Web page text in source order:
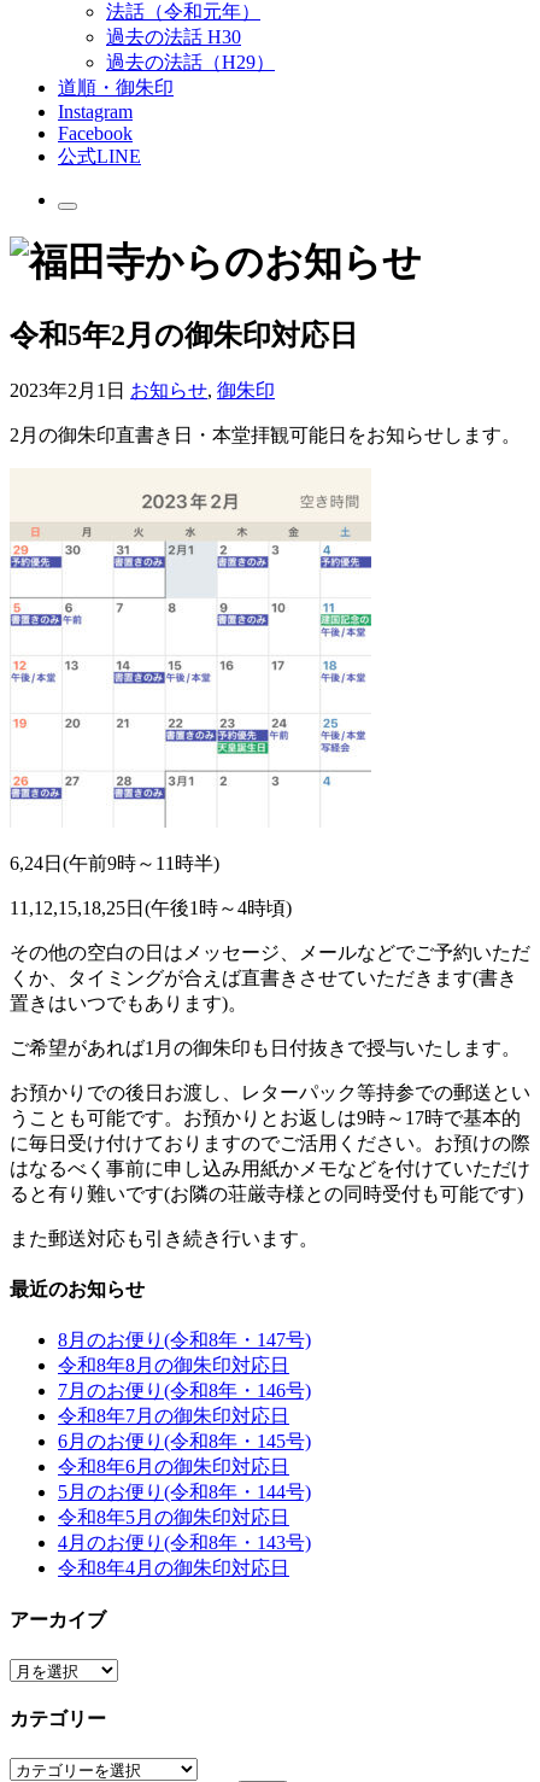
法話（令和元年）
過去の法話 H30
過去の法話（H29）
道順・御朱印
Instagram
Facebook
公式LINE
令和5年2月の御朱印対応日
2023年2月1日 お知らせ, 御朱印
2 月の御朱印直書き日・本堂拝観可能日をお知らせします。
6,24日 (午前9時～ 11 時半)
11,12,15,18,25日 (午後1 時～4時頃)
その他の空白の日はメッセージ、メールなどでご予約いただ
くか、タイミングが合えば直書きさせていただきます(書き
置きはいつでもあります)。
ご希望があれば1 月の御朱印も日付抜きで授与いたします。
お預かりでの後日お渡し、レターパック等持参での郵送とい
うことも可能です。お預かりとお返しは9時～ 17時で基本的
に毎日受け付けておりますのでご活用ください。お預けの際
はなるべく事前に申し込み用紙かメモなどを付けていただけ
ると有り難いです(お隣の荘厳寺様との同時受付も可能です)
また郵送対応も引き続き行います。
最近のお知らせ
8月のお便り(令和8年・147号)
令和8年8月の御朱印対応日
7月のお便り(令和8年・146号)
令和8年7月の御朱印対応日
6月のお便り(令和8年・145号)
令和8年6月の御朱印対応日
5月のお便り(令和8年・144号)
令和8年5月の御朱印対応日
4月のお便り(令和8年・143号)
令和8年4月の御朱印対応日
アーカイブ
ア
カ
ブ
カテゴリー
カ